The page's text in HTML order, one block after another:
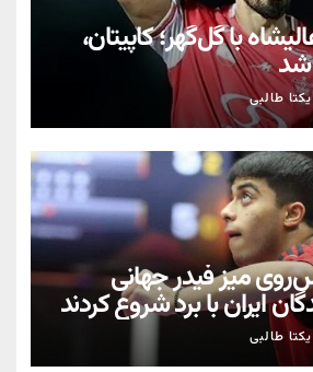
با گل‌گهر؛ کاپیتان،
شد
یکتا طالبی
میز فیدر جهانی
ایران با برد شروع کردند
یکتا طالبی